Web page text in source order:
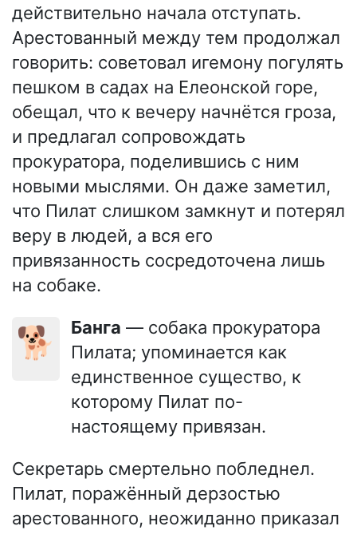
действительно начала отступать.
Арестованный между тем продолжал
говорить: советовал игемону погулять
пешком в садах на Елеонской горе,
обещал, что к вечеру начнётся гроза,
и предлагал сопровождать
прокуратора, поделившись с ним
новыми мыслями. Он даже заметил,
что Пилат слишком замкнут и потерял
веру в людей, а вся его
привязанность сосредоточена лишь
на собаке.
🐕 Банга — собака прокуратора
Пилата; упоминается как
единственное существо, к
которому Пилат по-
настоящему привязан.
Секретарь смертельно побледнел.
Пилат, поражённый дерзостью
арестованного, неожиданно приказал